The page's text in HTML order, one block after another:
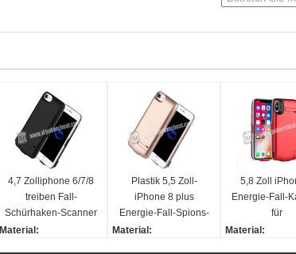
4,7 Zolliphone 6/7/8
treiben Fall-
Schürhaken-Scanner
mit IR-Kamera nach
Material:
Plastik 5,5 Zoll-
iPhone 8 plus
Energie-Fall-Spions-
Kamera/Spielkarte-
Material:
5,8 Zoll
Energie-Fall-
für
Material: